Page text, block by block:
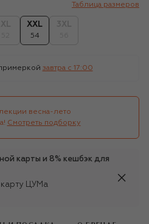
Таблица размеров
XXL
54
завтра c 17:00
весна-лето
Смотреть подборку
карты и 8% кешбэк для
ЦУМа